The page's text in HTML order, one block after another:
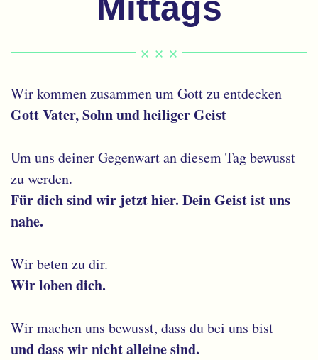
Mittags
Wir kommen zusammen um Gott zu entdecken
Gott Vater, Sohn und heiliger Geist
Um uns deiner Gegenwart an diesem Tag bewusst
zu werden.
Für dich sind wir jetzt hier. Dein Geist ist uns
nahe.
Wir beten zu dir.
Wir loben dich.
Wir machen uns bewusst, dass du bei uns bist
und dass wir nicht alleine sind.